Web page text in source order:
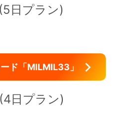
日プラン)
ド「MILMIL33」
日プラン)